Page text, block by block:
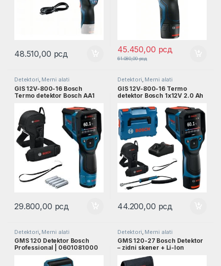
48.510,00 рсд 45.450,00 рсд
61.080,00рсд
Detektori, Merni alati
GIS 12V-800-16 Bosch
Termo detektor Bosch AA1
AA baterije, zaštitna torbica l
0601083B00
29.800,00 рсд
Detektori, Merni alati
GIS 12V-800-16 Termo
detektor Bosch 1x12V 2.0 Ah
temperaturna sonda L-BOXX
l 0601083B01
44.200,00 рсд
Detektori Merni alati
GMS 120 Detektor Bosch
Professional | 0601081000
Detektori Merni alati
GMS 120-27 Bosch Detektor
– zidni skener + Li-Ion
baterija BA 3,7V l
0601081701